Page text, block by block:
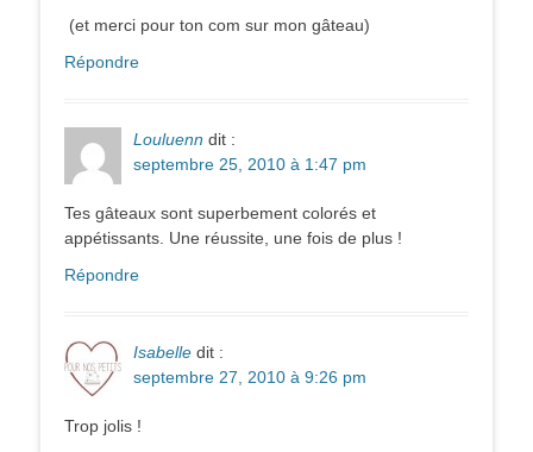
(et merci pour ton com sur mon gâteau)
Répondre
Louluenn dit :
septembre 25, 2010 à 1:47 pm
Tes gâteaux sont superbement colorés et
appétissants. Une réussite, une fois de plus !
Répondre
Isabelle dit :
septembre 27, 2010 à 9:26 pm
Trop jolis !